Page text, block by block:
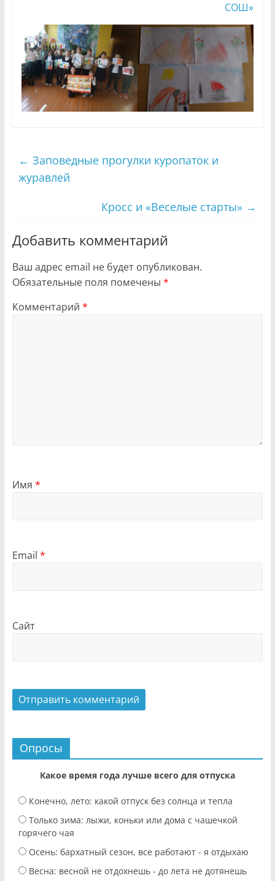
СОШ»
← Заповедные прогулки куропаток и
журавлей
Кросс и «Веселые старты» →
Добавить комментарий
Ваш адрес email не будет опубликован.
Обязательные поля помечены *
Комментарий *
Имя *
Email *
Сайт
Опросы
Какое время года лучше всего для отпуска
Конечно, лето: какой отпуск без солнца и тепла
Только зима: лыжи, коньки или дома с чашечкой
горячего чая
Осень: бархатный сезон, все работают - я отдыхаю
Весна: весной не отдохнешь - до лета не дотянешь